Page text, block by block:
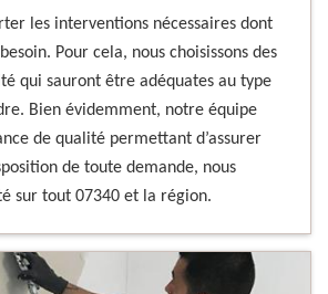
les interventions nécessaires dont
Pour cela, nous choisissons des
qui sauront être adéquates au type
Bien évidemment, notre équipe
de qualité permettant d’assurer
de toute demande, nous
sur tout 07340 et la région.